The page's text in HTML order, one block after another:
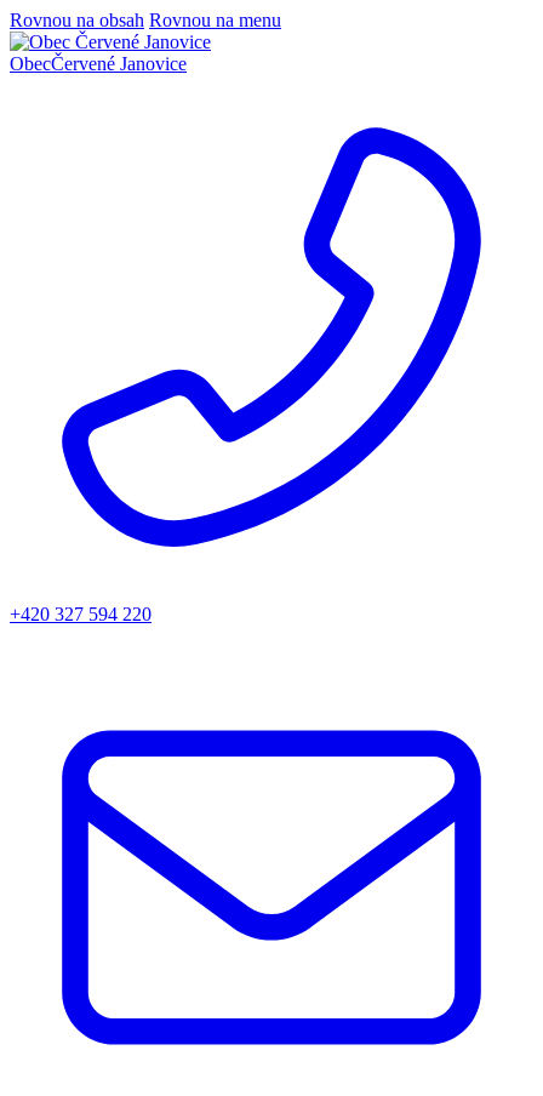
Rovnou na obsah Rovnou na menu
ObecČervené Janovice
+420 327 594 220